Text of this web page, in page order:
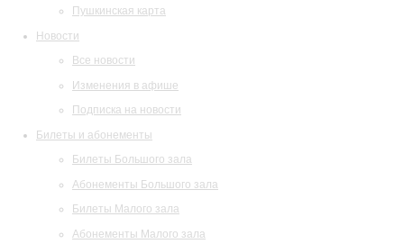
Пушкинская карта
Новости
Все новости
Изменения в афише
Подписка на новости
Билеты и абонементы
Билеты Большого зала
Абонементы Большого зала
Билеты Малого зала
Абонементы Малого зала